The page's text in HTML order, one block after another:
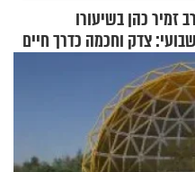
זמיר כהן בשיעורו
צדק וחכמה כדרך חיים